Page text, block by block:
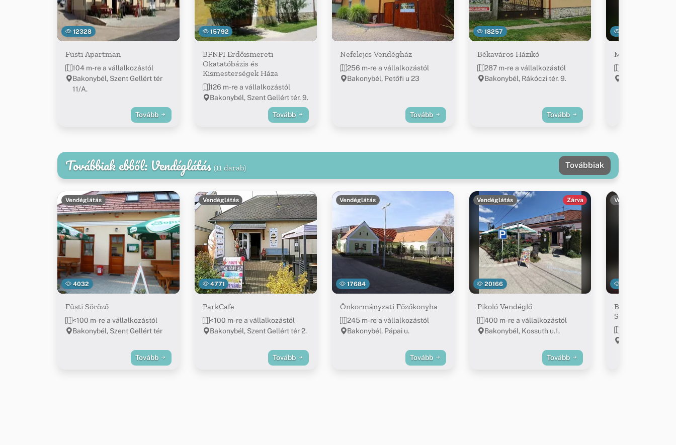
12328
Füsti Apartman
104 m-re a vállalkozástól
Bakonybél, Szent Gellért tér
11/A.
Tovább
15792
BFNPI Erdőismereti
Okatatóbázis és
Kismesterségek Háza
126 m-re a vállalkozástól
Bakonybél, Szent Gellért tér. 9.
Tovább
Nefelejcs Vendégház
256 m-re a vállalkozástól
Bakonybél, Petőfi u 23
Tovább
18257
Békaváros Házikó
287 m-re a vállalkozástól
Bakonybél, Rákóczi tér. 9.
Tovább
Mókus - Lak
Továbbiak ebből: Vendéglátás (11 darab) Továbbiak
4032
Vendéglátás
Füsti Söröző
<100 m-re a vállalkozástól
Bakonybél, Szent Gellért tér
Tovább
4771
Vendéglátás
ParkCafe
<100 m-re a vállalkozástól
Bakonybél, Szent Gellért tér 2.
Tovább
17684
Vendéglátás
Önkormányzati Főzőkonyha
245 m-re a vállalkozástól
Bakonybél, Pápai u.
Tovább
20166
Vendéglátás Zárva
Pikoló Vendéglő
400 m-re a vállalkozástól
Bakonybél, Kossuth u.1.
Tovább
Vendéglátás
Bakonyvári
Szálló étterme